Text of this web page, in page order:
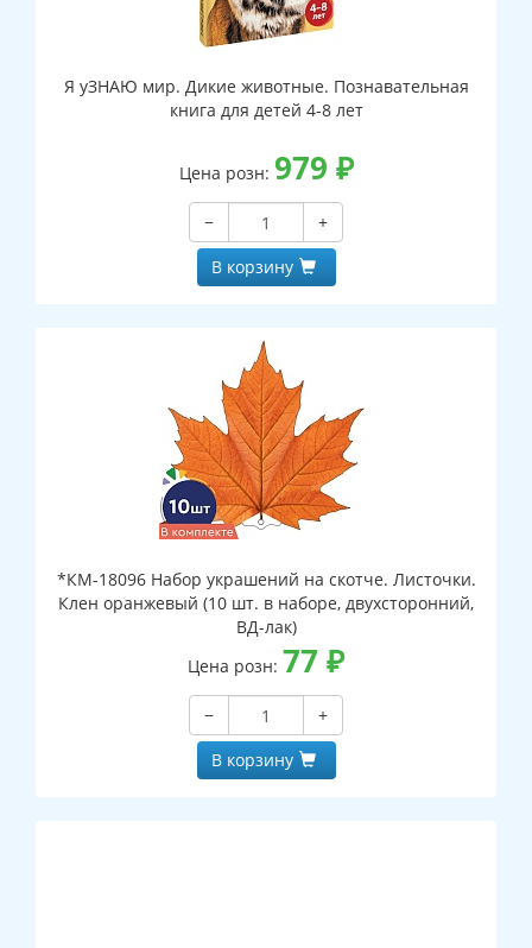
Я уЗНАЮ мир. Дикие животные. Познавательная
книга для детей 4-8 лет
Цена розн: 979 ₽
−
+
В корзину
*КМ-18096 Набор украшений на скотче. Листочки.
Клен оранжевый (10 шт. в наборе, двухсторонний,
ВД-лак)
Цена розн: 77 ₽
−
+
В корзину